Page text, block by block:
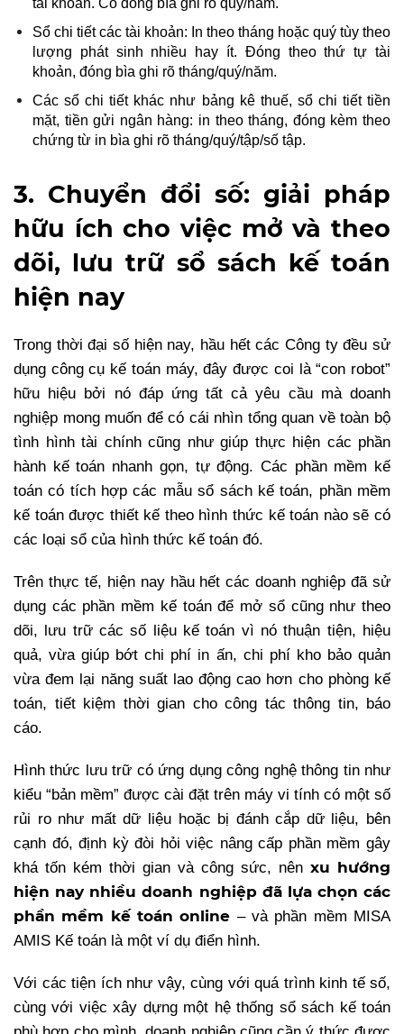
tài khoản. Có đóng bìa ghi rõ quý/năm.
Sổ chi tiết các tài khoản: In theo tháng hoặc quý tùy theo
lượng phát sinh nhiều hay ít. Đóng theo thứ tự tài
khoản, đóng bìa ghi rõ tháng/quý/năm.
Các sổ chi tiết khác như bảng kê thuế, sổ chi tiết tiền
mặt, tiền gửi ngân hàng: in theo tháng, đóng kèm theo
chứng từ in bìa ghi rõ tháng/quý/tập/số tập.
3. Chuyển đổi số: giải pháp
hữu ích cho việc mở và theo
dõi, lưu trữ sổ sách kế toán
hiện nay
Trong thời đại số hiện nay, hầu hết các Công ty đều sử
dụng công cụ kế toán máy, đây được coi là “con robot”
hữu hiệu bởi nó đáp ứng tất cả yêu cầu mà doanh
nghiệp mong muốn để có cái nhìn tổng quan về toàn bộ
tình hình tài chính cũng như giúp thực hiện các phần
hành kế toán nhanh gọn, tự động. Các phần mềm kế
toán có tích hợp các mẫu sổ sách kế toán, phần mềm
kế toán được thiết kế theo hình thức kế toán nào sẽ có
các loại sổ của hình thức kế toán đó.
Trên thực tế, hiện nay hầu hết các doanh nghiệp đã sử
dụng các phần mềm kế toán để mở sổ cũng như theo
dõi, lưu trữ các số liệu kế toán vì nó thuận tiện, hiệu
quả, vừa giúp bớt chi phí in ấn, chi phí kho bảo quản
vừa đem lại năng suất lao động cao hơn cho phòng kế
toán, tiết kiệm thời gian cho công tác thông tin, báo
cáo.
Hình thức lưu trữ có ứng dụng công nghệ thông tin như
kiểu “bản mềm” được cài đặt trên máy vi tính có một số
rủi ro như mất dữ liệu hoặc bị đánh cắp dữ liệu, bên
cạnh đó, định kỳ đòi hỏi việc nâng cấp phần mềm gây
khá tốn kém thời gian và công sức, nên xu hướng
hiện nay nhiều doanh nghiệp đã lựa chọn các
phần mềm kế toán online – và phần mềm MISA
AMIS Kế toán là một ví dụ điển hình.
Với các tiện ích như vậy, cùng với quá trình kinh tế số,
cùng với việc xây dựng một hệ thống sổ sách kế toán